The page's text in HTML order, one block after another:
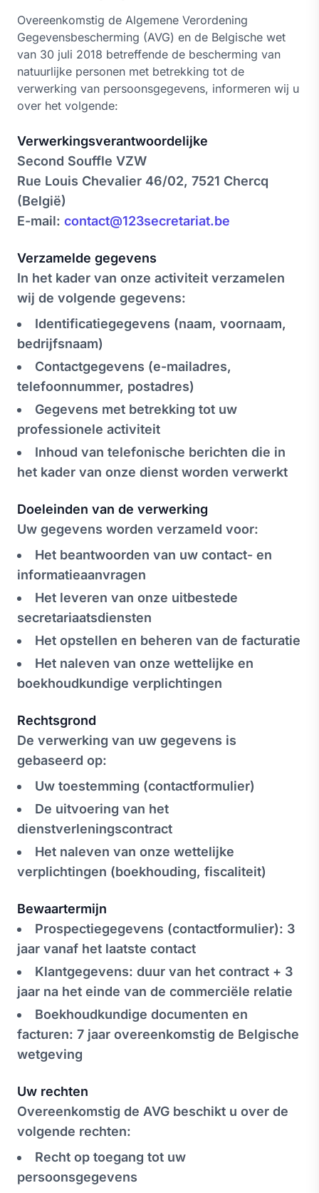
Overeenkomstig de Algemene Verordening
Gegevensbescherming (AVG) en de Belgische wet
van 30 juli 2018 betreffende de bescherming van
natuurlijke personen met betrekking tot de
verwerking van persoonsgegevens, informeren wij u
over het volgende:
Verwerkingsverantwoordelijke
Second Souffle VZW
Rue Louis Chevalier 46/02, 7521 Chercq
(België)
E-mail: contact@123secretariat.be
Verzamelde gegevens
In het kader van onze activiteit verzamelen
wij de volgende gegevens:
Identificatiegegevens (naam, voornaam,
bedrijfsnaam)
Contactgegevens (e-mailadres,
telefoonnummer, postadres)
Gegevens met betrekking tot uw
professionele activiteit
Inhoud van telefonische berichten die in
het kader van onze dienst worden verwerkt
Doeleinden van de verwerking
Uw gegevens worden verzameld voor:
Het beantwoorden van uw contact- en
informatieaanvragen
Het leveren van onze uitbestede
secretariaatsdiensten
Het opstellen en beheren van de facturatie
Het naleven van onze wettelijke en
boekhoudkundige verplichtingen
Rechtsgrond
De verwerking van uw gegevens is
gebaseerd op:
Uw toestemming (contactformulier)
De uitvoering van het
dienstverleningscontract
Het naleven van onze wettelijke
verplichtingen (boekhouding, fiscaliteit)
Bewaartermijn
Prospectiegegevens (contactformulier): 3
jaar vanaf het laatste contact
Klantgegevens: duur van het contract + 3
jaar na het einde van de commerciële relatie
Boekhoudkundige documenten en
facturen: 7 jaar overeenkomstig de Belgische
wetgeving
Uw rechten
Overeenkomstig de AVG beschikt u over de
volgende rechten:
Recht op toegang tot uw
persoonsgegevens